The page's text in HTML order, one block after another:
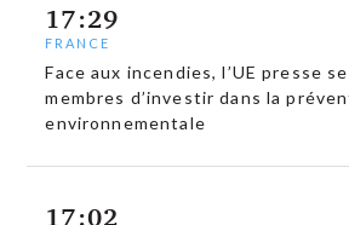
17:29
FRANCE
Face aux incendies, l’UE presse
membres d’investir dans la
environnementale
17:02